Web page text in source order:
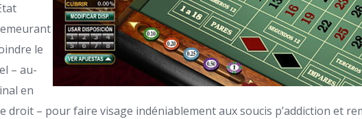
le
– au-
en
droit – pour faire visage indéniablement aux soucis p’addiction et